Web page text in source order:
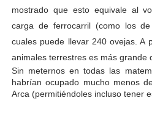
mostrado que esto equivale al
carga de ferrocarril (como los
cuales puede llevar 240 ovejas. A
animales terrestres es más grande
Sin meternos en todas las
habrían ocupado mucho menos
Arca (permitiéndoles incluso tener